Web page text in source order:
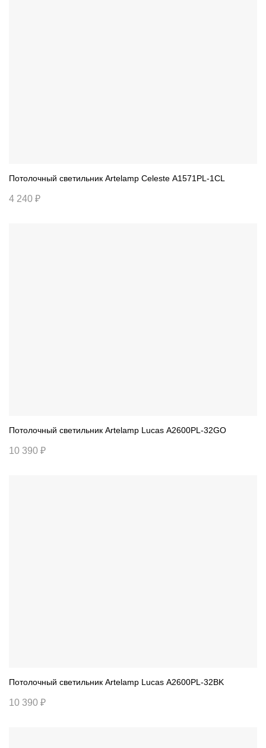
Потолочный светильник Artelamp Celeste A1571PL-1CL
4 240 ₽
Потолочный светильник Artelamp Lucas A2600PL-32GO
10 390 ₽
Потолочный светильник Artelamp Lucas A2600PL-32BK
10 390 ₽